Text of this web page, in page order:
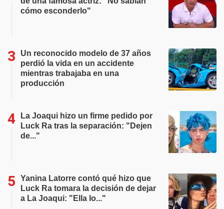
cómo esconderlo"
Un reconocido modelo de 37 años
perdió la vida en un accidente
mientras trabajaba en una
producción
La Joaqui hizo un firme pedido por
Luck Ra tras la separación: "Dejen
de..."
Yanina Latorre contó qué hizo que
Luck Ra tomara la decisión de dejar
a La Joaqui: "Ella lo..."